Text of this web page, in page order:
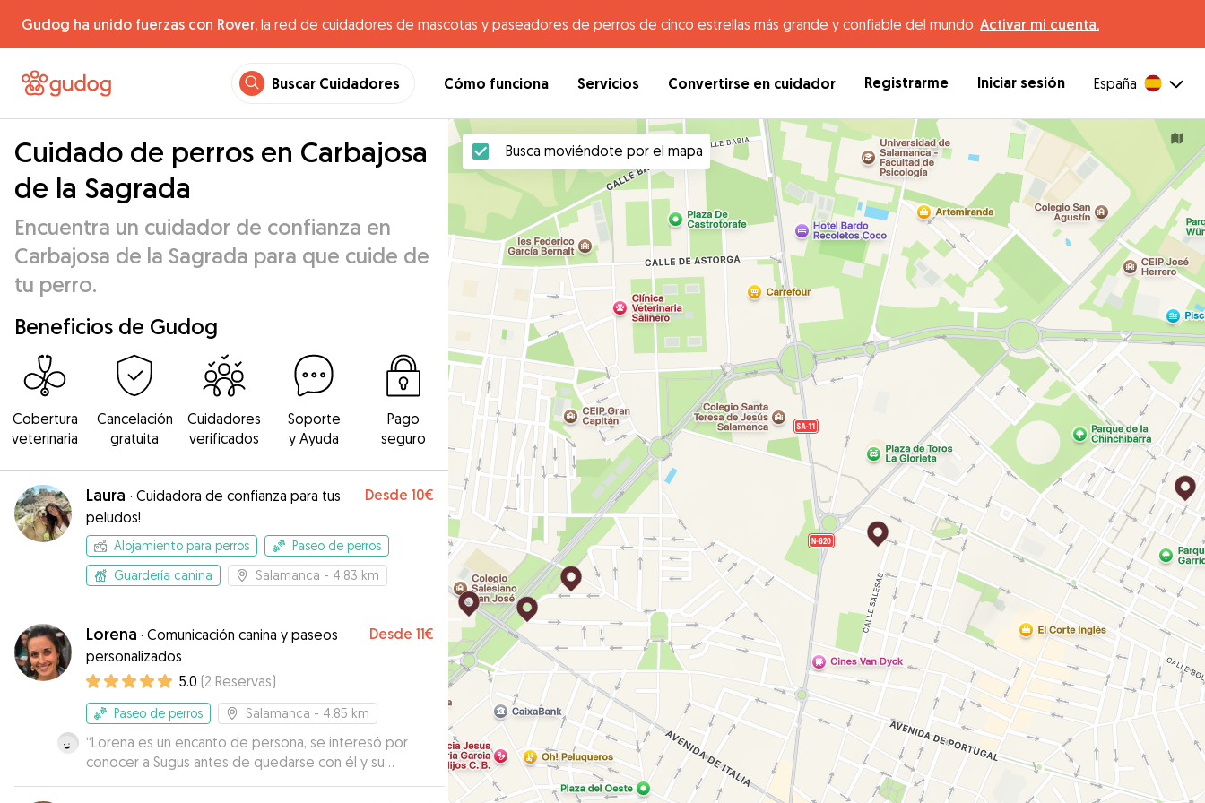
Gudog ha unido fuerzas con Rover, la red de cuidadores de mascotas y paseadores de perros de cinco estrellas más grande y confiable del mundo. Activar mi cuenta.
Buscar Cuidadores Cómo funciona Servicios Convertirse en cuidador Registrarme Iniciar sesión España
Cuidado de perros en Carbajosa
de la Sagrada
Encuentra un cuidador de confianza en
Carbajosa de la Sagrada para que cuide de
tu perro.
Beneficios de Gudog
Cobertura
veterinaria
Cancelación
gratuita
Cuidadores
verificados
Soporte
y Ayuda
Pago
seguro
Laura · Cuidadora de confianza para tus
peludos!
Desde 10€
Alojamiento para perros
Paseo de perros
Guardería canina
Salamanca - 4.83 km
Lorena · Comunicación canina y paseos
personalizados
Desde 11€
5.0 (2 Reservas)
Paseo de perros Salamanca - 4.85 km
“Lorena es un encanto de persona, se interesó por
conocer a Sugus antes de quedarse con él y su
sensibilidad con los animales es de admirar. Me consta
Busca moviéndote por el mapa